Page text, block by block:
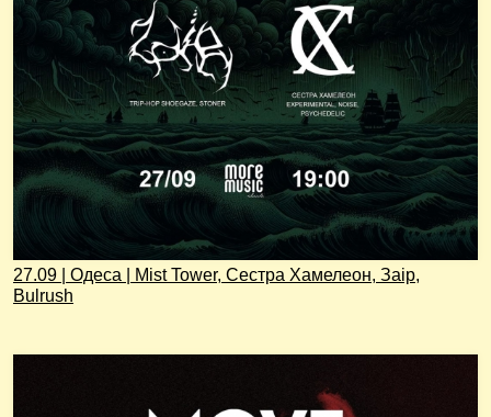
27.09 | Одеса | Mist Tower, Сестра Хамелеон, Заір,
Bulrush